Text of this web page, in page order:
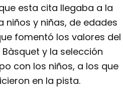
esta cita llegaba a la
niños y niñas, de edades
fomentó los valores del
y la selección
con los niños, a los que
en la pista.